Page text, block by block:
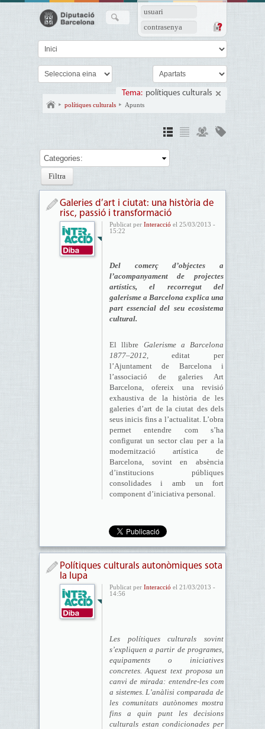
usuari
contrasenya
Tema: polítiques culturals
polítiques culturals Apunts
Categories:
Galeries d’art i ciutat: una història de
risc, passió i transformació
Publicat per Interacció el 25/03/2013 -
15:22
Del comerç d’objectes a
l’acompanyament de projectes
artístics, el recorregut del
galerisme a Barcelona explica una
part essencial del seu ecosistema
cultural.
El llibre Galerisme a Barcelona
1877–2012, editat per
l’Ajuntament de Barcelona i
l’associació de galeries Art
Barcelona, ofereix una revisió
exhaustiva de la història de les
galeries d’art de la ciutat des dels
seus inicis fins a l’actualitat. L’obra
permet entendre com s’ha
configurat un sector clau per a la
modernització artística de
Barcelona, sovint en absència
d’institucions públiques
consolidades i amb un fort
component d’iniciativa personal.
Polítiques culturals autonòmiques sota
la lupa
Publicat per Interacció el 21/03/2013 -
14:56
Les polítiques culturals sovint
s’expliquen a partir de programes,
equipaments o iniciatives
concretes. Aquest text proposa un
canvi de mirada: entendre-les com
a sistemes. L’anàlisi comparada de
les comunitats autònomes mostra
fins a quin punt les decisions
culturals estan condicionades per